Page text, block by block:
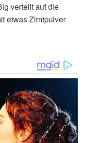
verteilt auf die
etwas Zimtpulver